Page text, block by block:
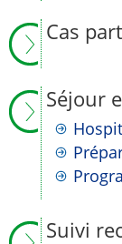
Cas
Séjour
Suivi